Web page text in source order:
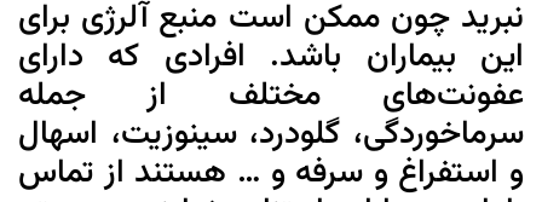
نبرید چون ممکن است منبع آلرژی برای
این بیماران باشد. افرادی که دارای
عفونت‌های مختلف از جمله
سرماخوردگی، گلودرد، سینوزیت، اسهال
و استفراغ و سرفه و … هستند از تماس